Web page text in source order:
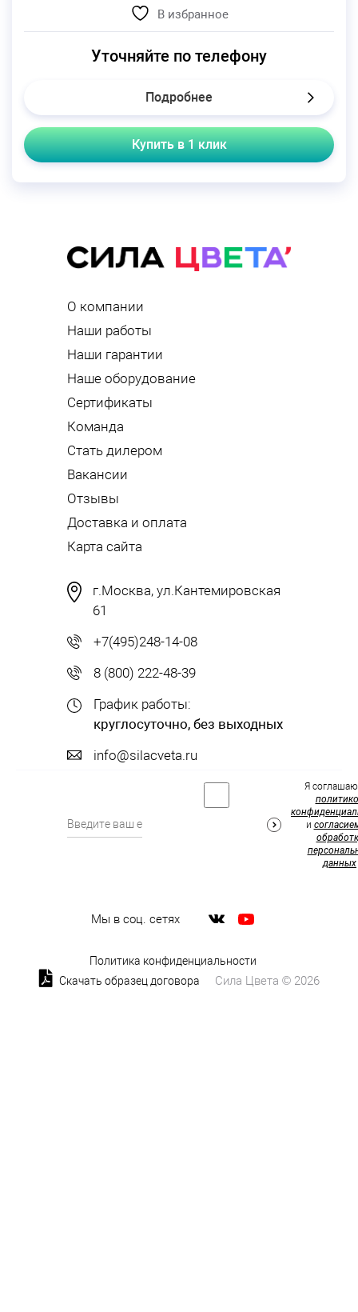
В избранное
Уточняйте по телефону
Подробнее
Купить в 1 клик
О компании
Наши работы
Наши гарантии
Наше оборудование
Сертификаты
Команда
Стать дилером
Вакансии
Отзывы
Доставка и оплата
Карта сайта
г.Москва, ул.Кантемировская
61
+7(495)248-14-08
8 (800) 222-48-39
График работы:
круглосуточно, без выходных
info@silacveta.ru
Мы в соц. сетях
Я
и
данных
Политика конфиденциальности
Скачать образец договора
Сила Цвета © 2026